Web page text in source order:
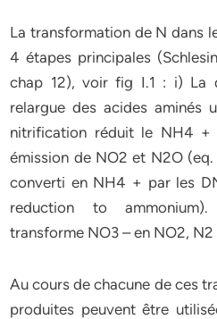
La transformation de N dans
4 étapes principales
chap 12), voir fig I.1 : i) La
relargue des acides aminés
nitrification réduit le NH4
émission de NO2 et N2O
converti en NH4 + par les
reduction to
transforme NO3 – en NO2, N2
Au cours de chacune de ces
produites peuvent être